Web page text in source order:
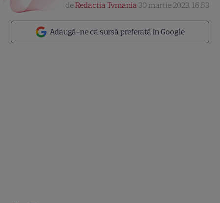
Adaugă-ne ca sursă preferată în Google
deRedactia Tvmania 30 martie 2023, 16:53